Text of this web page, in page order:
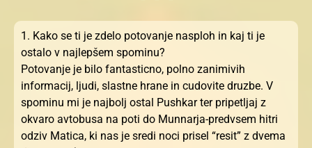
1. Kako se ti je zdelo potovanje nasploh in kaj ti je
ostalo v najlepšem spominu?
Potovanje je bilo fantasticno, polno zanimivih
informacij, ljudi, slastne hrane in cudovite druzbe. V
spominu mi je najbolj ostal Pushkar ter pripetljaj z
okvaro avtobusa na poti do Munnarja-predvsem hitri
odziv Matica, ki nas je sredi noci prisel “resit” z dvema